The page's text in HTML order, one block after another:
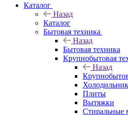
Каталог
Назад
Каталог
Бытовая техника
Назад
Бытовая техника
Крупнобытовая
Назад
Плиты
Вытяжки